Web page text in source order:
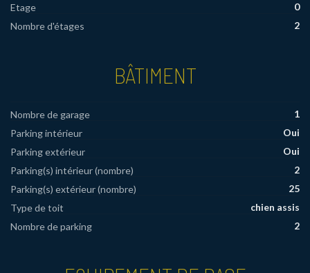
Etage
0
Nombre d'étages
2
BÂTIMENT
Nombre de garage
1
Parking intérieur
Oui
Parking extérieur
Oui
Parking(s) intérieur (nombre)
2
Parking(s) extérieur (nombre)
25
Type de toit
chien assis
Nombre de parking
2